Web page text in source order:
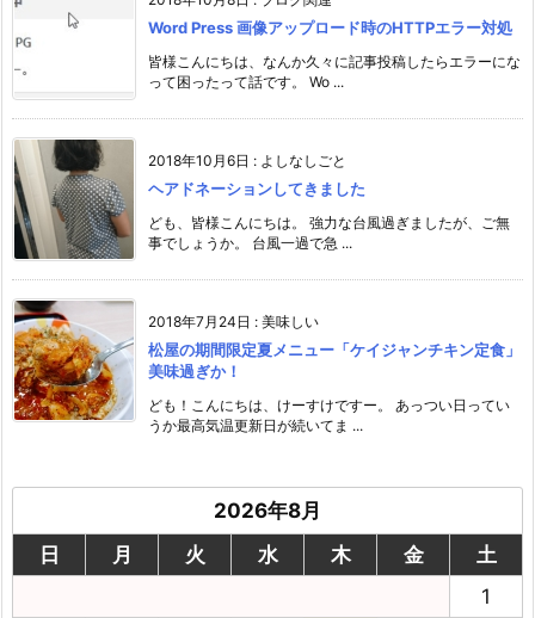
Word Press 画像アップロード時のHTTPエラー対処
皆様こんにちは、なんか久々に記事投稿したらエラーにな
って困ったって話です。 Wo ...
2018年10月6日 : よしなしごと
ヘアドネーションしてきました
ども、皆様こんにちは。 強力な台風過ぎましたが、ご無
事でしょうか。 台風一過で急 ...
2018年7月24日 : 美味しい
松屋の期間限定夏メニュー「ケイジャンチキン定食」
美味過ぎか！
ども！こんにちは、けーすけですー。 あっつい日ってい
うか最高気温更新日が続いてま ...
2026年8月
日
月 火 水 木 金
土
1